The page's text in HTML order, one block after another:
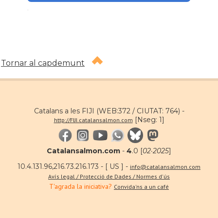
Tornar al capdemunt
Catalans a les FIJI (WEB:372 / CIUTAT: 764) -
http://FIJI.catalansalmon.com [Nseg: 1]
Catalansalmon.com - 4.0 [02·2025]
10.4.131.96,216.73.216.173 - [ US ] - info@catalansalmon.com
Avís legal / Protecció de Dades / Normes d'ús
T'agrada la iniciativa? Convida'ns a un café